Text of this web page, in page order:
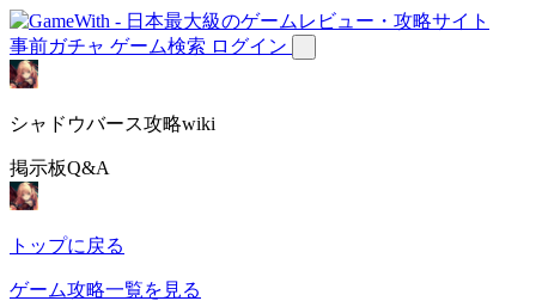
事前ガチャ ゲーム検索 ログイン
シャドウバース攻略wiki
掲示板Q&A
トップに戻る
ゲーム攻略一覧を見る